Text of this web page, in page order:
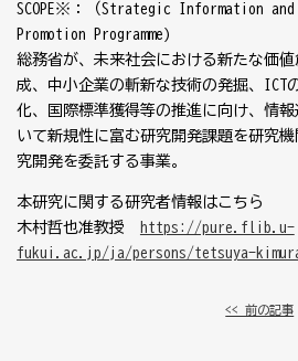
SCOPE※：（Strategic Information and
Promotion Programme)
総務省が、未来社会における新たな価
成、中小企業の斬新な技術の発掘、ICT
化、国際標準獲得等の推進に向け、情
いて新規性に富む研究開発課題を研究
究開発を委託する事業。
本研究に関する研究者情報はこちら
木村哲也准教授
https://pure.flib.u-
fukui.ac.jp/ja/persons/tetsuya-
<< 前の記事